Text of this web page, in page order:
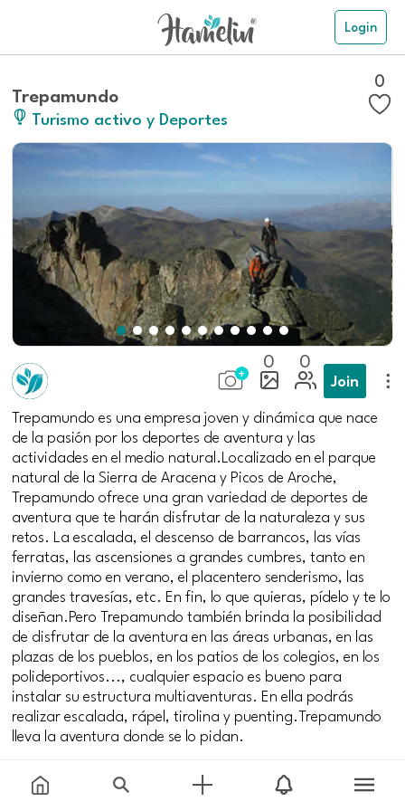
Login
Trepamundo
Turismo activo y Deportes
0
0 0
Join
Trepamundo es una empresa joven y dinámica que nace
de la pasión por los deportes de aventura y las
actividades en el medio natural.Localizado en el parque
natural de la Sierra de Aracena y Picos de Aroche,
Trepamundo ofrece una gran variedad de deportes de
aventura que te harán disfrutar de la naturaleza y sus
retos. La escalada, el descenso de barrancos, las vías
ferratas, las ascensiones a grandes cumbres, tanto en
invierno como en verano, el placentero senderismo, las
grandes travesías, etc. En fin, lo que quieras, pídelo y te lo
diseñan.Pero Trepamundo también brinda la posibilidad
de disfrutar de la aventura en las áreas urbanas, en las
plazas de los pueblos, en los patios de los colegios, en los
polideportivos..., cualquier espacio es bueno para
instalar su estructura multiaventuras. En ella podrás
realizar escalada, rápel, tirolina y puenting.Trepamundo
lleva la aventura donde se lo pidan.
#parejas #singles #jovenes